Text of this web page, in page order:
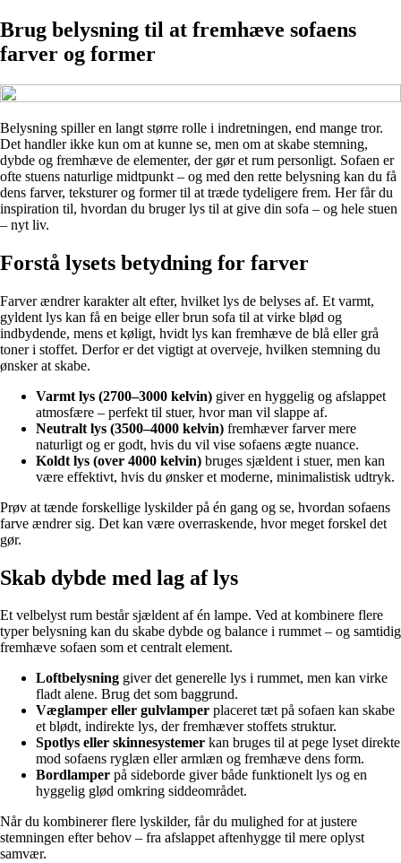
Brug belysning til at fremhæve sofaens
farver og former
Belysning spiller en langt større rolle i indretningen, end mange tror.
Det handler ikke kun om at kunne se, men om at skabe stemning,
dybde og fremhæve de elementer, der gør et rum personligt. Sofaen er
ofte stuens naturlige midtpunkt – og med den rette belysning kan du få
dens farver, teksturer og former til at træde tydeligere frem. Her får du
inspiration til, hvordan du bruger lys til at give din sofa – og hele stuen
– nyt liv.
Forstå lysets betydning for farver
Farver ændrer karakter alt efter, hvilket lys de belyses af. Et varmt,
gyldent lys kan få en beige eller brun sofa til at virke blød og
indbydende, mens et køligt, hvidt lys kan fremhæve de blå eller grå
toner i stoffet. Derfor er det vigtigt at overveje, hvilken stemning du
ønsker at skabe.
Varmt lys (2700–3000 kelvin) giver en hyggelig og afslappet
atmosfære – perfekt til stuer, hvor man vil slappe af.
Neutralt lys (3500–4000 kelvin) fremhæver farver mere
naturligt og er godt, hvis du vil vise sofaens ægte nuance.
Koldt lys (over 4000 kelvin) bruges sjældent i stuer, men kan
være effektivt, hvis du ønsker et moderne, minimalistisk udtryk.
Prøv at tænde forskellige lyskilder på én gang og se, hvordan sofaens
farve ændrer sig. Det kan være overraskende, hvor meget forskel det
gør.
Skab dybde med lag af lys
Et velbelyst rum består sjældent af én lampe. Ved at kombinere flere
typer belysning kan du skabe dybde og balance i rummet – og samtidig
fremhæve sofaen som et centralt element.
Loftbelysning giver det generelle lys i rummet, men kan virke
fladt alene. Brug det som baggrund.
Væglamper eller gulvlamper placeret tæt på sofaen kan skabe
et blødt, indirekte lys, der fremhæver stoffets struktur.
Spotlys eller skinnesystemer kan bruges til at pege lyset direkte
mod sofaens ryglæn eller armlæn og fremhæve dens form.
Bordlamper på sideborde giver både funktionelt lys og en
hyggelig glød omkring siddeområdet.
Når du kombinerer flere lyskilder, får du mulighed for at justere
stemningen efter behov – fra afslappet aftenhygge til mere oplyst
samvær.